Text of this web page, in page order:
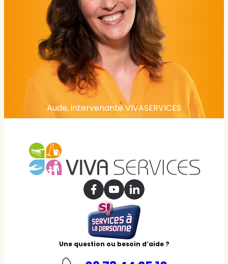
Aude, intervenante VIVASERVICES
Une question ou besoin d’aide ?